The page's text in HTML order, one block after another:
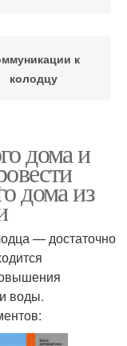
к
колодцу
дома и
дома из
— достаточно
воды.